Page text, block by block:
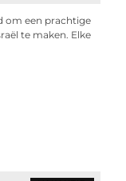
om een prachtige
te maken. Elke